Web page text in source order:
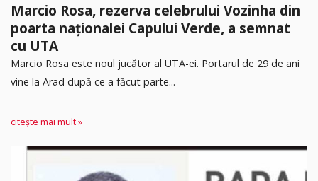
Marcio Rosa, rezerva celebrului Vozinha din
poarta naționalei Capului Verde, a semnat
cu UTA
Marcio Rosa este noul jucător al UTA-ei. Portarul de 29 de ani
vine la Arad după ce a făcut parte...
citește mai mult »